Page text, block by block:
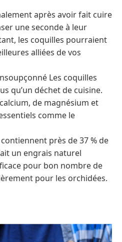
après avoir fait cuire
une seconde à leur
les coquilles pourraient
alliées de vos
Les coquilles
qu’un déchet de cuisine.
de magnésium et
comme le
près de 37 % de
un engrais naturel
pour bon nombre de
pour les orchidées.